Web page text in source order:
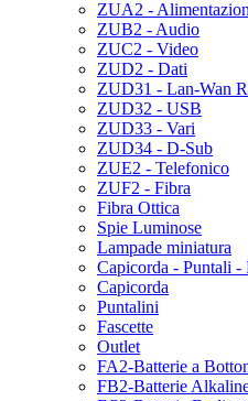
ZUA2 -
ZUB2 - Audio
ZUC2 - Video
ZUD2 - Dati
ZUD31 - Lan-Wan
ZUD32 - USB
ZUD33 - Vari
ZUD34 - D-Sub
ZUE2 - Telefonico
ZUF2 - Fibra
Fibra Ottica
Spie Luminose
Lampade miniatura
Capicorda - Puntali -
Capicorda
Puntalini
Fascette
Outlet
FA2-Batterie a
FB2-Batterie